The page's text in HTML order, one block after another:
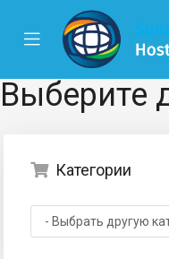
Mobile
Menu
Выберите
Категории